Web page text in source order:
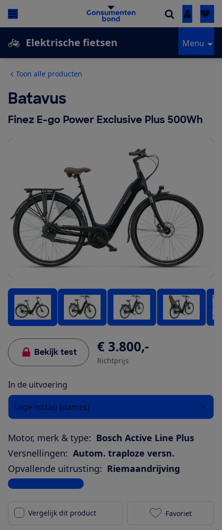
Inloggen
Elektrische fietsen Menu
Toon alle producten
Batavus
Finez E-go Power Exclusive Plus 500Wh
Bekijk test € 3.800,-
Richtprijs
In de uitvoering
Lage instap (dames)
Motor, merk & type: Bosch Active Line Plus
Versnellingen: Autom. traploze versn.
Opvallende uitrusting: Riemaandrijving
Bekijk alle specificaties
Vergelijk dit product Batavus
Favoriet